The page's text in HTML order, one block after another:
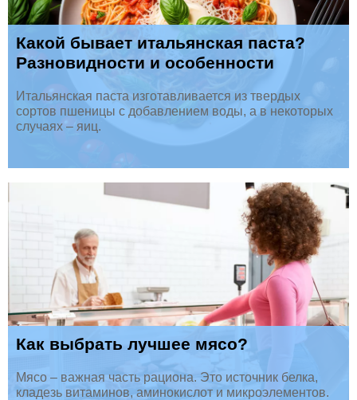
Какой бывает итальянская паста?
Разновидности и особенности
Итальянская паста изготавливается из твердых
сортов пшеницы с добавлением воды, а в некоторых
случаях – яиц.
Как выбрать лучшее мясо?
Мясо – важная часть рациона. Это источник белка,
кладезь витаминов, аминокислот и микроэлементов.